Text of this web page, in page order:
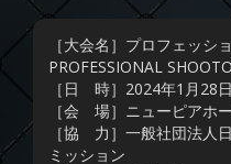
［大会名］プロフェッシ
PROFESSIONAL
［日 時］2024年1月28日
［会 場］ニューピアホ
［協 力］一般社団法人
ミッション